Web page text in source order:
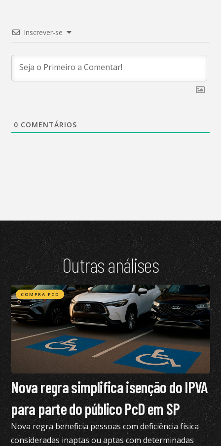
Inscrever-se
0 COMENTÁRIOS
Outras análises
COMPRA PCD
Nova regra simplifica isenção do IPVA
para parte do público PcD em SP
Nova regra beneficia pessoas com deficiência física
consideradas inaptas ou aptas com determinadas